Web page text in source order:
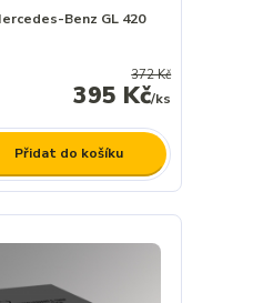
Benz GL 420
372 Kč
395 Kč/ks
Přidat do košíku